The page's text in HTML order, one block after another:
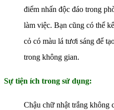
điểm nhấn độc đáo trong
làm việc. Bạn cũng có thể
cỏ có màu lá tươi sáng để
trong không gian.
Sự tiện ích trong sử dụng:
Chậu chữ nhật trắng không